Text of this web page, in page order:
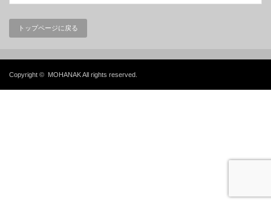
トップページに戻る
Copyright © MOHANAKAll rights reserved.